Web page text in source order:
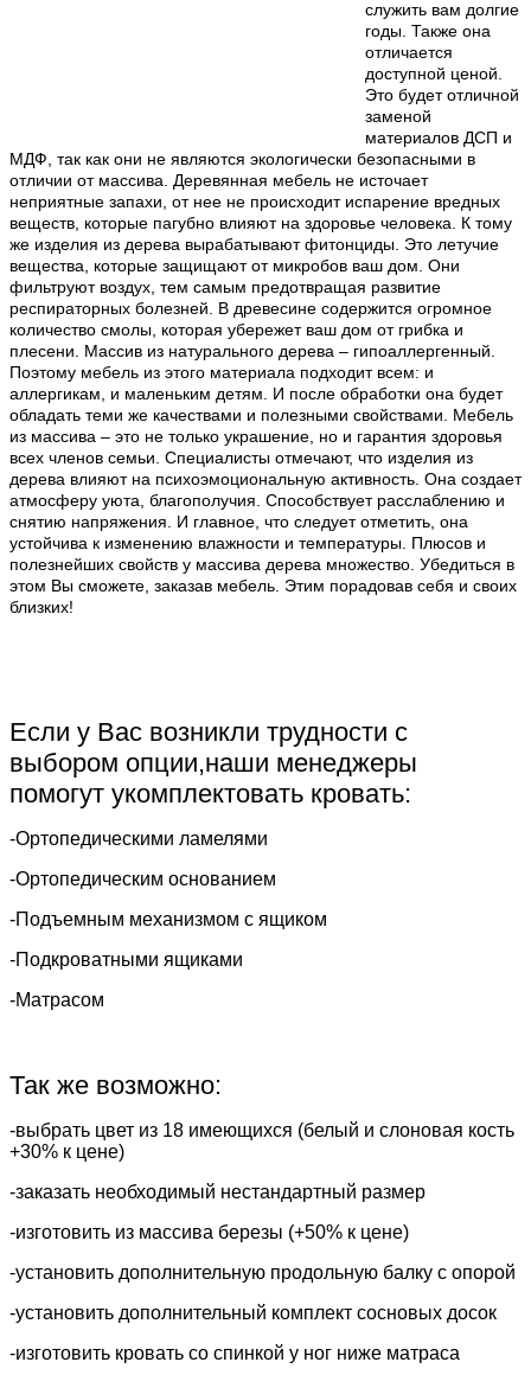
служить вам долгие
годы. Также она
отличается
доступной ценой.
Это будет отличной
заменой
материалов ДСП и
МДФ, так как они не являются экологически безопасными в
отличии от массива. Деревянная мебель не источает
неприятные запахи, от нее не происходит испарение вредных
веществ, которые пагубно влияют на здоровье человека. К тому
же изделия из дерева вырабатывают фитонциды. Это летучие
вещества, которые защищают от микробов ваш дом. Они
фильтруют воздух, тем самым предотвращая развитие
респираторных болезней. В древесине содержится огромное
количество смолы, которая убережет ваш дом от грибка и
плесени. Массив из натурального дерева – гипоаллергенный.
Поэтому мебель из этого материала подходит всем: и
аллергикам, и маленьким детям. И после обработки она будет
обладать теми же качествами и полезными свойствами. Мебель
из массива – это не только украшение, но и гарантия здоровья
всех членов семьи. Специалисты отмечают, что изделия из
дерева влияют на психоэмоциональную активность. Она создает
атмосферу уюта, благополучия. Способствует расслаблению и
снятию напряжения. И главное, что следует отметить, она
устойчива к изменению влажности и температуры. Плюсов и
полезнейших свойств у массива дерева множество. Убедиться в
этом Вы сможете, заказав мебель. Этим порадовав себя и своих
близких!
Если у Вас возникли трудности с
выбором опции,наши менеджеры
помогут укомплектовать кровать:
-Ортопедическими ламелями
-Ортопедическим основанием
-Подъемным механизмом с ящиком
-Подкроватными ящиками
-Матрасом
Так же возможно:
-выбрать цвет из 18 имеющихся (белый и слоновая кость
+30% к цене)
-заказать необходимый нестандартный размер
-изготовить из массива березы (+50% к цене)
-установить дополнительную продольную балку с опорой
-установить дополнительный комплект сосновых досок
-изготовить кровать со спинкой у ног ниже матраса